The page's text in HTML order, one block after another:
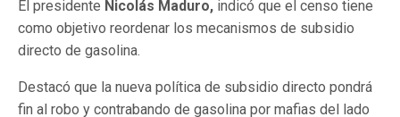
El presidente Nicolás Maduro, indicó que el censo tiene
como objetivo reordenar los mecanismos de subsidio
directo de gasolina.
Destacó que la nueva política de subsidio directo pondrá
fin al robo y contrabando de gasolina por mafias del lado